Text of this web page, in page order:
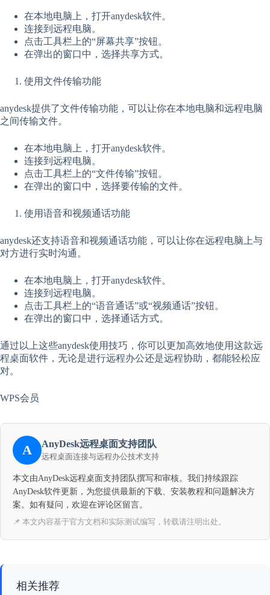
在本地电脑上，打开anydesk软件。
连接到远程电脑。
点击工具栏上的“屏幕共享”按钮。
在弹出的窗口中，选择共享方式。
使用文件传输功能
anydesk提供了文件传输功能，可以让你在本地电脑和远程电脑
之间传输文件。
在本地电脑上，打开anydesk软件。
连接到远程电脑。
点击工具栏上的“文件传输”按钮。
在弹出的窗口中，选择要传输的文件。
使用语音和视频通话功能
anydesk还支持语音和视频通话功能，可以让你在远程电脑上与
对方进行实时沟通。
在本地电脑上，打开anydesk软件。
连接到远程电脑。
点击工具栏上的“语音通话”或“视频通话”按钮。
在弹出的窗口中，选择通话方式。
通过以上这些anydesk使用技巧，你可以更加高效地使用这款远
程桌面软件，无论是进行远程办公还是远程协助，都能轻松应
对。
WPS会员
A AnyDesk远程桌面支持团队
远程桌面连接与远程办公技术支持
本文由AnyDesk远程桌面支持团队撰写和审核。我们持续跟踪
AnyDesk软件更新，为您提供最新的下载、安装教程和问题解决方
案。如有疑问，欢迎在评论区留言。
📌 本文内容基于官方文档和实际测试编写，转载请注明出处。
相关推荐